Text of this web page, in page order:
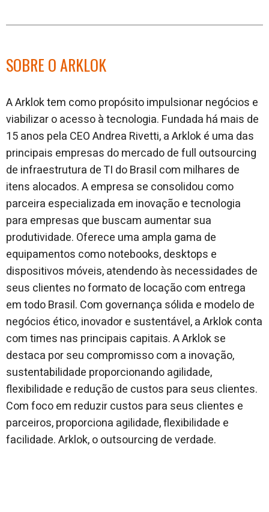
SOBRE O ARKLOK
A Arklok tem como propósito impulsionar negócios e
viabilizar o acesso à tecnologia. Fundada há mais de
15 anos pela CEO Andrea Rivetti, a Arklok é uma das
principais empresas do mercado de full outsourcing
de infraestrutura de TI do Brasil com milhares de
itens alocados. A empresa se consolidou como
parceira especializada em inovação e tecnologia
para empresas que buscam aumentar sua
produtividade. Oferece uma ampla gama de
equipamentos como notebooks, desktops e
dispositivos móveis, atendendo às necessidades de
seus clientes no formato de locação com entrega
em todo Brasil. Com governança sólida e modelo de
negócios ético, inovador e sustentável, a Arklok conta
com times nas principais capitais. A Arklok se
destaca por seu compromisso com a inovação,
sustentabilidade proporcionando agilidade,
flexibilidade e redução de custos para seus clientes.
Com foco em reduzir custos para seus clientes e
parceiros, proporciona agilidade, flexibilidade e
facilidade. Arklok, o outsourcing de verdade.